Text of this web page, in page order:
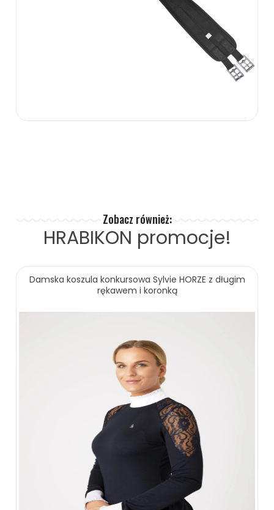
Zobacz również:
HRABIKON promocje!
Damska koszula konkursowa Sylvie HORZE z długim
rękawem i koronką